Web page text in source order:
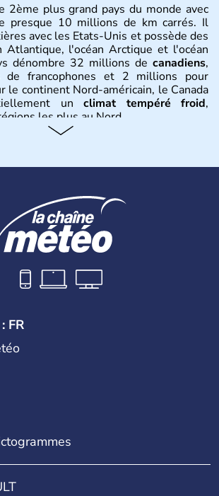
2ème plus grand pays du monde avec
presque 10 millions de km carrés. Il
avec les Etats-Unis et possède des
Atlantique, l'océan Arctique et l'océan
dénombre 32 millions de canadiens,
francophones et 2 millions pour
le continent Nord-américain, le Canada
unclimat tempéré froid,
les plus au Nord.
découvert par l'explorateur Jacques
de Québec, le Canada passe ensuite
des Britanniques. L'indépendance du
au cours d'un long processus qui s'est
Le peuple autochtone des Inuits,
Eskimos, n'est découvert qu'au début
lors d'une expédition dans le Grand
FR